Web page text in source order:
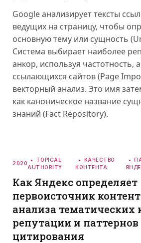
Google анализирует тексты
ведущих на страницу, чтобы
основную тему или сущность
Система выбирает наиболее
анкор, используя частотность,
ссылающихся сайтов (Page
векторный анализ. Это имя
как каноническое название
знаний (Fact Repository).
2020
TOPICAL
AUTHORITY
КАЧЕСТВО
КОНТЕНТА
Как Яндекс определяет
первоисточник
анализа тематических
репутации и паттернов
цитирования